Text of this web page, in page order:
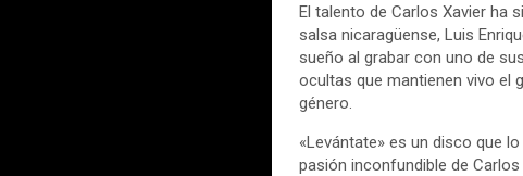
El talento de Carlos Xavier ha
salsa nicaragüense, Luis
sueño al grabar con uno de
ocultas que mantienen vivo el
género.
«Levántate» es un disco que
pasión inconfundible de